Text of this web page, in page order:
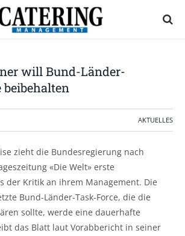
will Bund-Länder-
beibehalten
AKTUELLES
zieht die Bundesregierung nach
«Die Welt» erste
der Kritik an ihrem Management. Die
Bund-Länder-Task-Force, die die
sollte, werde eine dauerhafte
das Blatt laut Vorabbericht in seiner